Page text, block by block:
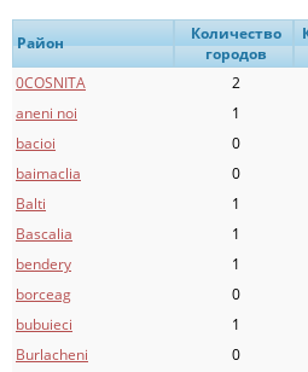
Район
Количество
городов
0COSNITA
2
aneni noi
1
bacioi
0
baimaclia
0
Balti
1
Bascalia
1
bendery
1
borceag
0
bubuieci
1
Burlacheni
0